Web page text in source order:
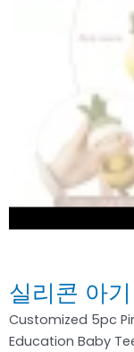
실리콘 아
Customized 5pc
Education Baby